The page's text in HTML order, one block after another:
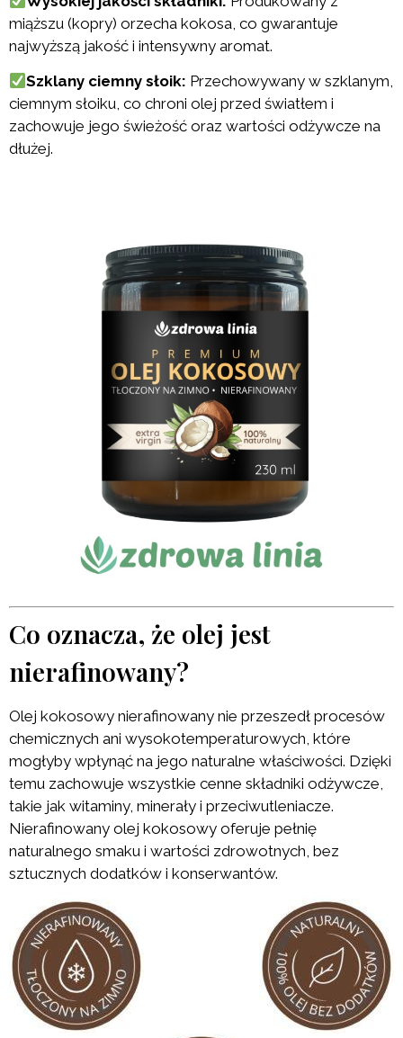
miąższu (kopry) orzecha kokosa, co gwarantuje
najwyższą jakość i intensywny aromat.
Szklany ciemny słoik: Przechowywany w szklanym,
ciemnym słoiku, co chroni olej przed światłem i
zachowuje jego świeżość oraz wartości odżywcze na
dłużej.
Co oznacza, że olej jest
nierafinowany?
Olej kokosowy nierafinowany nie przeszedł procesów
chemicznych ani wysokotemperaturowych, które
mogłyby wpłynąć na jego naturalne właściwości. Dzięki
temu zachowuje wszystkie cenne składniki odżywcze,
takie jak witaminy, minerały i przeciwutleniacze.
Nierafinowany olej kokosowy oferuje pełnię
naturalnego smaku i wartości zdrowotnych, bez
sztucznych dodatków i konserwantów.